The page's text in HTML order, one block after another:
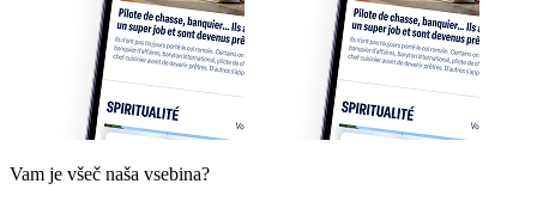
Vam je všeč naša vsebina?